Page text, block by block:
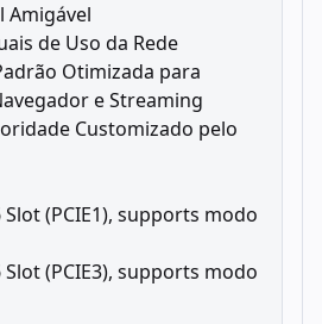
Amigável
de Uso da Rede
Otimizada para
e Streaming
Customizado pelo
Slot (PCIE1), supports modo
Slot (PCIE3), supports modo